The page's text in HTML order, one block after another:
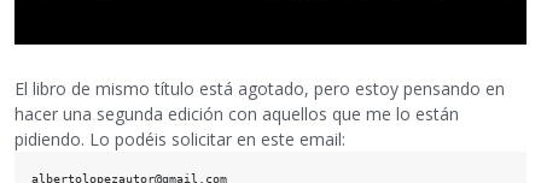
El libro de mismo título está agotado, pero estoy pensando en
hacer una segunda edición con aquellos que me lo están
pidiendo. Lo podéis solicitar en este email: